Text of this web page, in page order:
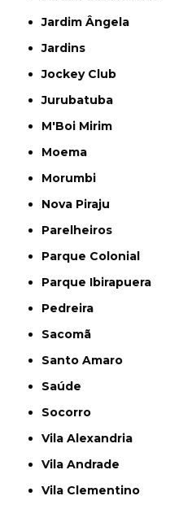
Jardim Ângela
Jardins
Jockey Club
Jurubatuba
M'Boi Mirim
Moema
Morumbi
Nova Piraju
Parelheiros
Parque Colonial
Parque Ibirapuera
Pedreira
Sacomã
Santo Amaro
Saúde
Socorro
Vila Alexandria
Vila Andrade
Vila Clementino